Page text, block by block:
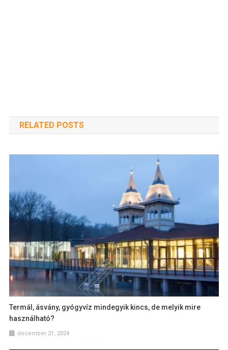
RELATED POSTS
Termál, ásvány, gyógyvíz mindegyik kincs, de melyik mire
használható?
december 21, 2024